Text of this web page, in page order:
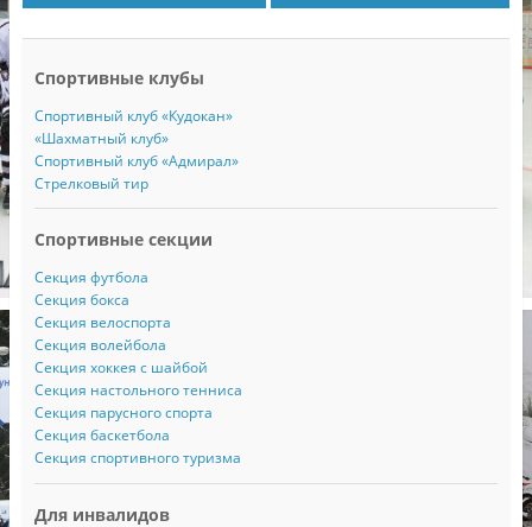
Спортивные клубы
Спортивный клуб «Кудокан»
«Шахматный клуб»
Спортивный клуб «Адмирал»
Стрелковый тир
Спортивные секции
Секция футбола
Секция бокса
Секция велоспорта
Секция волейбола
Секция хоккея с шайбой
Секция настольного тенниса
Секция парусного спорта
Секция баскетбола
Секция спортивного туризма
Для инвалидов